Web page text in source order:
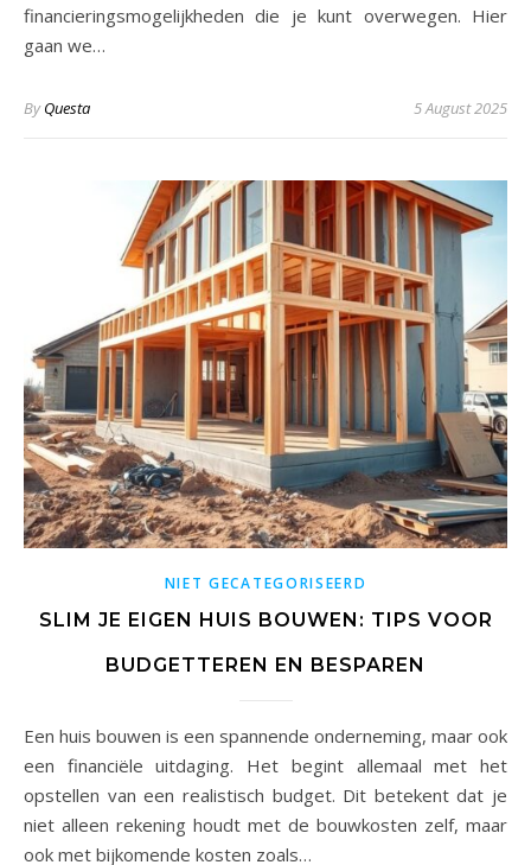
financieringsmogelijkheden die je kunt overwegen. Hier
gaan we…
ByQuesta 5 August 2025
NIET GECATEGORISEERD
SLIM JE EIGEN HUIS BOUWEN: TIPS VOOR
BUDGETTEREN EN BESPAREN
Een huis bouwen is een spannende onderneming, maar ook
een financiële uitdaging. Het begint allemaal met het
opstellen van een realistisch budget. Dit betekent dat je
niet alleen rekening houdt met de bouwkosten zelf, maar
ook met bijkomende kosten zoals…